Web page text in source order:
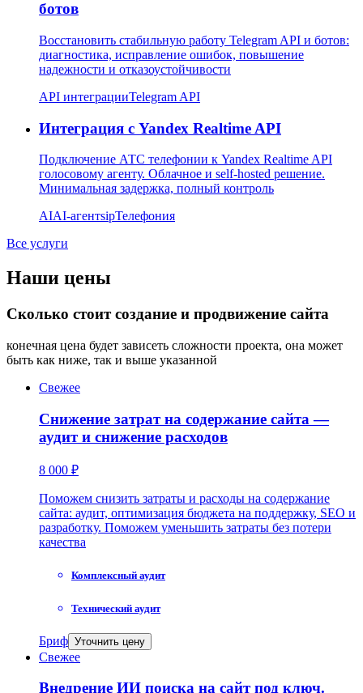
ботов
Восстановить стабильную работу Telegram API и ботов:
диагностика, исправление ошибок, повышение
надежности и отказоустойчивости
API интеграцииTelegram API
Интеграция с Yandex Realtime API
Подключение АТС телефонии к Yandex Realtime API
голосовому агенту. Облачное и self-hosted решение.
Минимальная задержка, полный контроль
AIAI-агентsipТелефония
Все услуги
Наши цены
Сколько стоит создание и продвижение сайта
конечная цена будет зависеть сложности проекта, она может
быть как ниже, так и выше указанной
Свежее
Снижение затрат на содержание сайта —
аудит и снижение расходов
8 000 ₽
Поможем снизить затраты и расходы на содержание
сайта: аудит, оптимизация бюджета на поддержку, SEO и
разработку. Поможем уменьшить затраты без потери
качества
Комплексный аудит
Технический аудит
Бриф Уточнить цену
Свежее
Внедрение ИИ поиска на сайт под ключ.